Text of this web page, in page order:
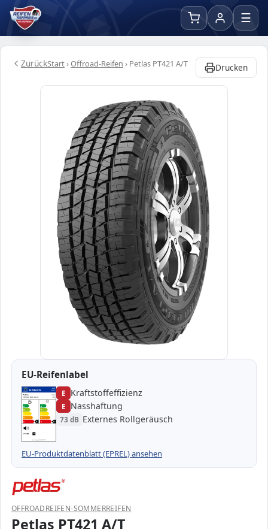
☰
ZurückStart›Offroad-Reifen › Petlas PT421 A/T Drucken
EU-Reifenlabel
ENERG 1000000
Petlas 321369
265/60 R18 114T C1
A
C
E
E
A
C
E
E
73 dB B
Verordnung (EU) 2020/740
E Kraftstoffeffizienz
E Nasshaftung
73 dB Externes Rollgeräusch
EU-Produktdatenblatt (EPREL) ansehen
OFFROADREIFEN-SOMMERREIFEN
Petlas PT421 A/T